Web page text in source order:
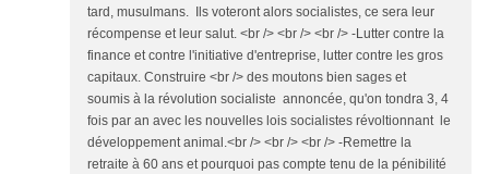
tard, musulmans. Ils voteront alors socialistes, ce sera leur
récompense et leur salut. <br /> <br /> <br /> -Lutter contre la
finance et contre l'initiative d'entreprise, lutter contre les gros
capitaux. Construire <br /> des moutons bien sages et
soumis à la révolution socialiste annoncée, qu'on tondra 3, 4
fois par an avec les nouvelles lois socialistes révoltionnant le
développement animal.<br /> <br /> <br /> -Remettre la
retraite à 60 ans et pourquoi pas compte tenu de la pénibilité